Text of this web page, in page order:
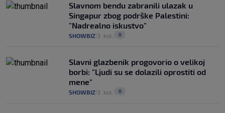
Slavnom bendu zabranili ulazak u
Singapur zbog podrške Palestini:
"Nadrealno iskustvo"
SHOWBIZ 3. kol. 0
Slavni glazbenik progovorio o velikoj
borbi: "Ljudi su se dolazili oprostiti od
mene"
SHOWBIZ 3. kol. 0